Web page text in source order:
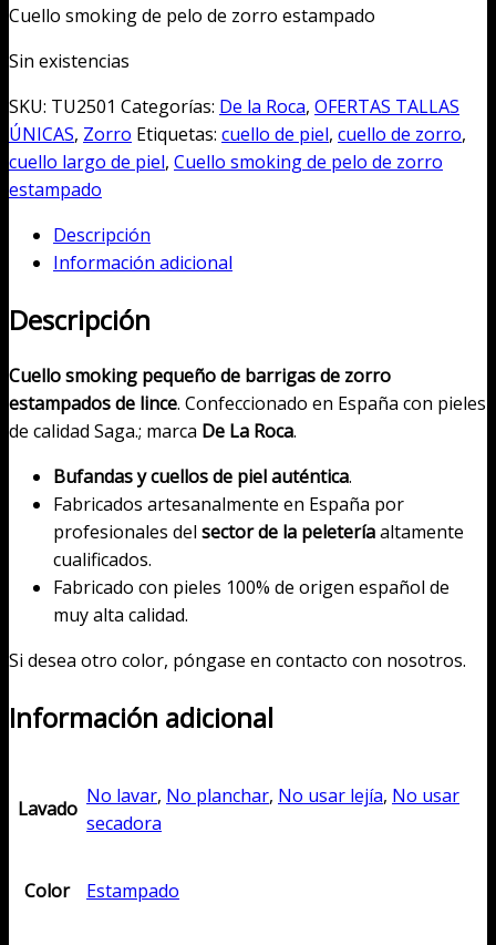
original
era:
actual
Cuello smoking de pelo de zorro estampado
Sin existencias
SKU: TU2501 Categorías: De la Roca, OFERTAS TALLAS
ÚNICAS, Zorro Etiquetas: cuello de piel, cuello de zorro,
cuello largo de piel, Cuello smoking de pelo de zorro
estampado
Descripción
Información adicional
Descripción
Cuello smoking pequeño de barrigas de zorro
estampados de lince. Confeccionado en España con pieles
de calidad Saga.; marca De La Roca.
Bufandas y cuellos de piel auténtica.
Fabricados artesanalmente en España por
profesionales del sector de la peleteríaaltamente
cualificados.
Fabricado con pieles 100% de origen español de
muy alta calidad.
Si desea otro color, póngase en contacto con nosotros.
Información adicional
Lavado
No lavar, No planchar, No usar lejía, No usar
secadora
Color Estampado